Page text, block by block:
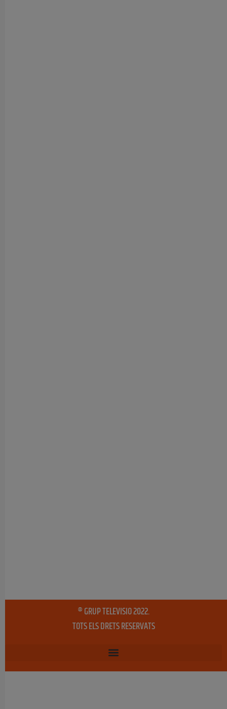
® GRUP TELEVISIO 2022.
TOTS ELS DRETS RESERVATS